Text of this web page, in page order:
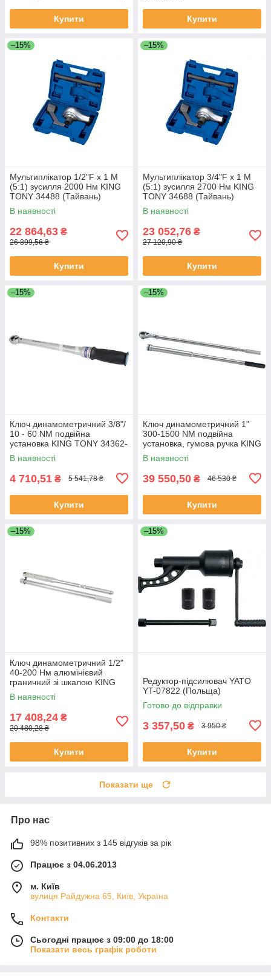
Купити Купити
–15%
Мультиплікатор 1/2"F x 1 M
(5:1) зусилля 2000 Нм KING
TONY 34488 (Тайвань)
В наявності
22 864,63 ₴
26 899,56 ₴
Купити
–15%
Мультиплікатор 3/4"F x 1 M
(5:1) зусилля 2700 Нм KING
TONY 34688 (Тайвань)
В наявності
23 052,76 ₴
27 120,90 ₴
Купити
–15%
Ключ динамометричний 3/8"/
10 - 60 NM подвійна
установка KING TONY 34362-
3DG (Тайвань)
В наявності
4 710,51 ₴ 5 541,78 ₴
Купити
–15%
Ключ динамометричний 1"
300-1500 NM подвійна
установка, гумова ручка KING
TONY 34862-2DG (Тайвань)
В наявності
39 550,50 ₴ 46 530 ₴
Купити
–15%
Ключ динамометричний 1/2"
40-200 Нм алюмінієвий
граничний зі шкалою KING
TONY 3445G-1FB (Тайвань)
В наявності
17 408,24 ₴
20 480,28 ₴
Купити
–15%
Редуктор-підсилювач YATO
YT-07822 (Польща)
Готово до відправки
3 357,50 ₴ 3 950 ₴
Купити
Показати ще
Про нас
98% позитивних з 145 відгуків за рік
Працює з 04.06.2013
м. Київ
вулиця Райдужна 65, Київ, Україна
Контакти
Сьогодні працює з 09:00 до 18:00
Показати весь графік роботи